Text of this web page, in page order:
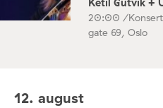
Ketil Gutvik +
20:00 /
gate 69, Oslo
12. august